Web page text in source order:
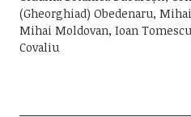
(Gheorghiad) Obedenaru,
Mihai Moldovan, Ioan
Covaliu